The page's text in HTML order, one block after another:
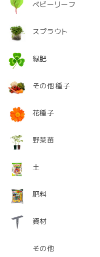
ベビーリーフ
スプラウト
緑肥
その他 種子
花種子
野菜苗
土
肥料
資材
その他